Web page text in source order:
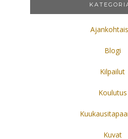
Blogi
Kilpailut
Koulutus
Kuvat